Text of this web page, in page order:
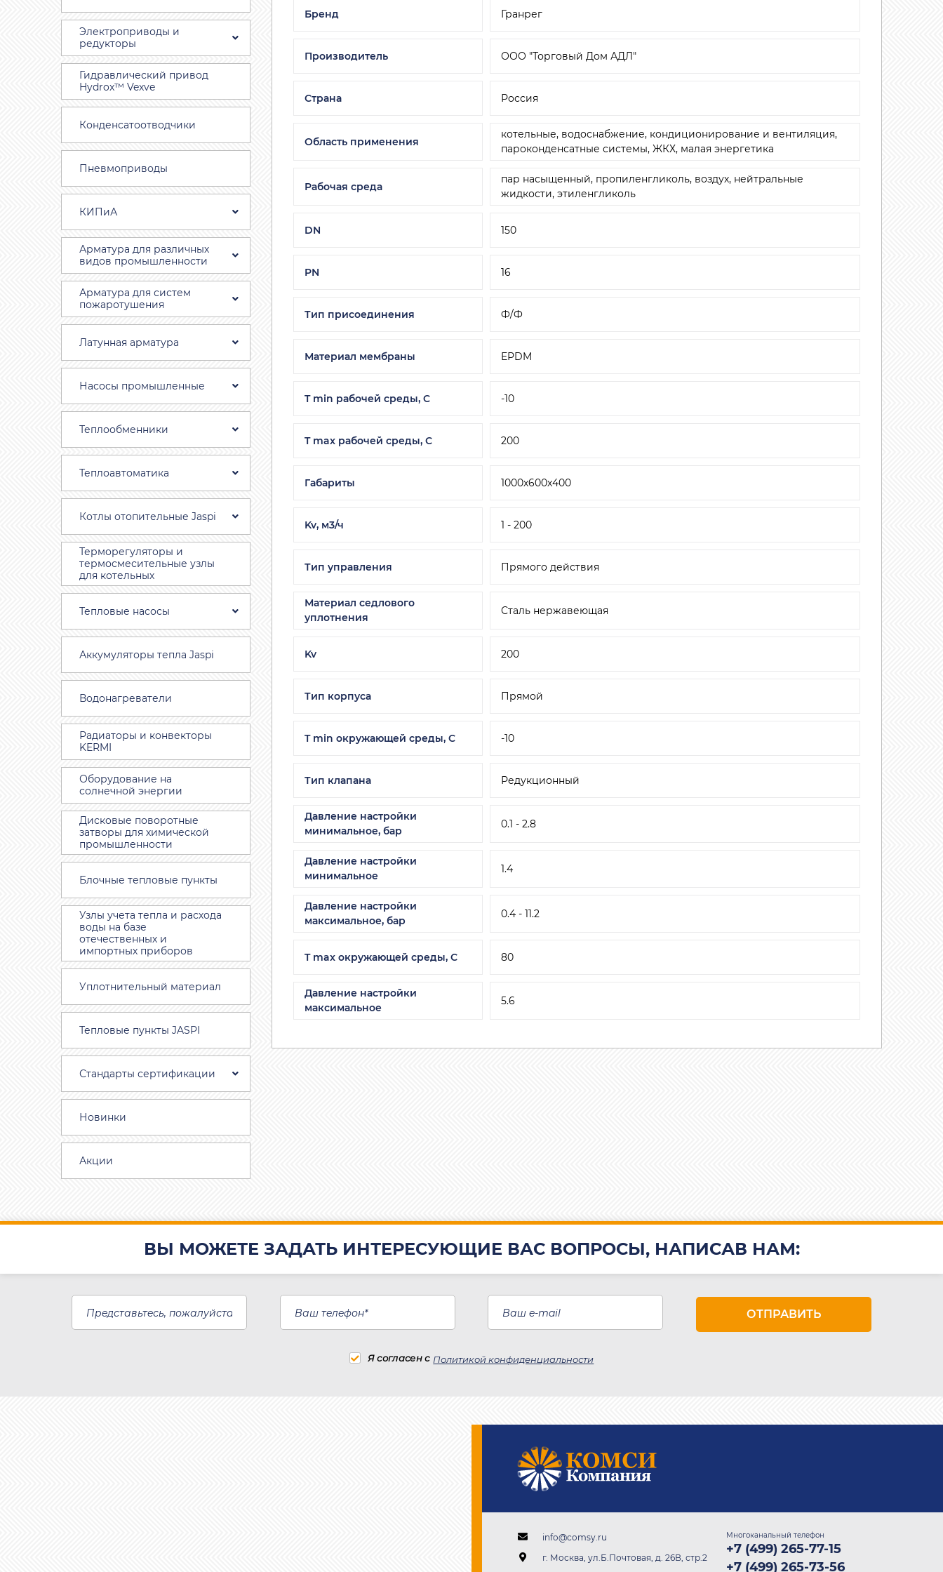
Бренд Гранрег
Производитель ООО "Торговый Дом АДЛ"
Страна Россия
Область применения
котельные, водоснабжение, кондиционирование и вентиляция,
пароконденсатные системы, ЖКХ, малая энергетика
Рабочая среда
пар насыщенный, пропиленгликоль, воздух, нейтральные
жидкости, этиленгликоль
DN 150
PN 16
Тип присоединения Ф/Ф
Материал мембраны EPDM
T min рабочей среды, C -10
T max рабочей среды, С 200
Габариты 1000х600х400
Kv, м3/ч 1 - 200
Тип управления Прямого действия
Материал седлового
уплотнения
Сталь нержавеющая
Kv 200
Тип корпуса Прямой
T min окружающей среды, C -10
Тип клапана Редукционный
Давление настройки
минимальное, бар
0.1 - 2.8
Давление настройки
минимальное
1.4
Давление настройки
максимальное, бар
0.4 - 11.2
T max окружающей среды, С 80
Давление настройки
максимальное
5.6
Электроприводы и
редукторы
Гидравлический привод
Hydrox™ Vexve
Конденсатоотводчики
Пневмоприводы
КИПиА
Арматура для различных
видов промышленности
Арматура для систем
пожаротушения
Латунная арматура
Насосы промышленные
Теплообменники
Теплоавтоматика
Котлы отопительные Jaspi
Терморегуляторы и
термосмесительные узлы
для котельных
Тепловые насосы
Аккумуляторы тепла Jaspi
Водонагреватели
Радиаторы и конвекторы
KERMI
Оборудование на
солнечной энергии
Дисковые поворотные
затворы для химической
промышленности
Блочные тепловые пункты
Узлы учета тепла и расхода
воды на базе
отечественных и
импортных приборов
Уплотнительный материал
Тепловые пункты JASPI
Стандарты сертификации
Новинки
Акции
ВЫ МОЖЕТЕ ЗАДАТЬ ИНТЕРЕСУЮЩИЕ ВАС ВОПРОСЫ, НАПИСАВ НАМ:
Я согласен с Политикой конфиденциальности
info@comsy.ru
г. Москва, ул.Б.Почтовая, д. 26В, стр.2
Многоканальный телефон
+7 (499) 265-77-15
+7 (499) 265-73-56